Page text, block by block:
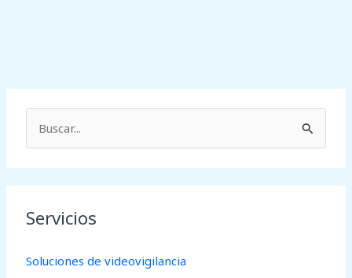
a
Servicios
Soluciones de videovigilancia